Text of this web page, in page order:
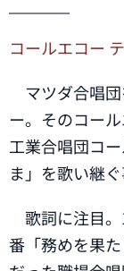
コールエコー
マツダ合唱団
ー。そのコー
工業合唱団コ
ま」を歌い継
歌詞に注目
番「務めを果